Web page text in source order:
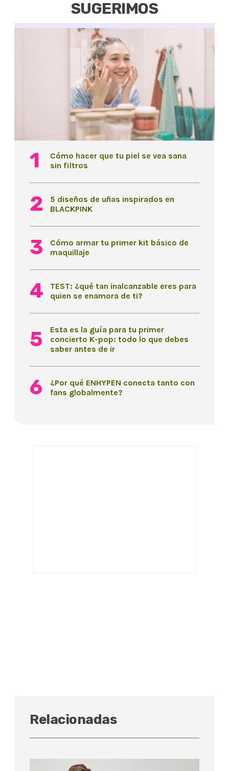
SUGERIMOS
Cómo hacer que tu piel se vea sana
sin filtros
5 diseños de uñas inspirados en
BLACKPINK
Cómo armar tu primer kit básico de
maquillaje
TEST: ¿qué tan inalcanzable eres para
quien se enamora de ti?
Esta es la guía para tu primer
concierto K-pop: todo lo que debes
saber antes de ir
¿Por qué ENHYPEN conecta tanto con
fans globalmente?
Relacionadas